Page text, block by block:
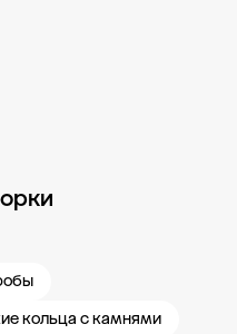
кольца с камнями
Блог